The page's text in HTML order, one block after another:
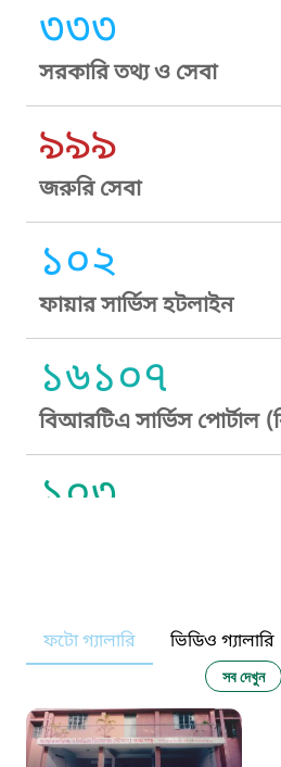
৩৩৩
সরকারি তথ্য ও সেবা
৯৯৯
জরুরি সেবা
১০২
ফায়ার সার্ভিস হটলাইন
১৬১০৭
বিআরটিএ সার্ভিস পোর্টাল
১০৩
নারী ও শিশু নির্যাতন প্রতিরোধ
১০৬
ফটো গ্যালারি ভিডিও গ্যালারি
সব দেখুন